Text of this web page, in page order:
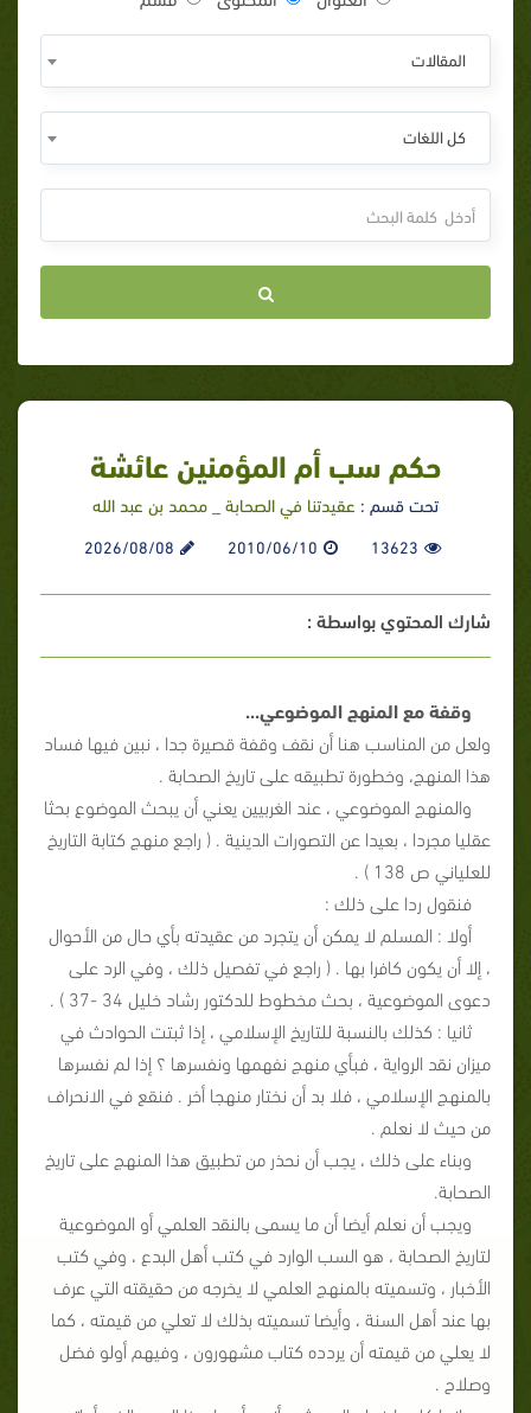
المقالات
كل اللغات
حكم سب أم المؤمنين عائشة
تحت قسم : عقيدتنا في الصحابة _ محمد بن عبد الله
13623
2010/06/10
2026/08/08
شارك المحتوي بواسطة :
وقفة مع المنهج الموضوعي...
ولعل من المناسب هنا أن نقف وقفة قصيرة جدا ، نبين فيها فساد
هذا المنهج، وخطورة تطبيقه على تاريخ الصحابة .
والمنهج الموضوعي ، عند الغربيين يعني أن يبحث الموضوع بحثا
عقليا مجردا ، بعيدا عن التصورات الدينية . ( راجع منهج كتابة التاريخ
للعلياني ص 138 ) .
فنقول ردا على ذلك :
أولا : المسلم لا يمكن أن يتجرد من عقيدته بأي حال من الأحوال
، إلا أن يكون كافرا بها . ( راجع في تفصيل ذلك ، وفي الرد على
دعوى الموضوعية ، بحث مخطوط للدكتور رشاد خليل 34 -37 ) .
ثانيا : كذلك بالنسبة للتاريخ الإسلامي ، إذا ثبتت الحوادث في
ميزان نقد الرواية ، فبأي منهج نفهمها ونفسرها ؟ إذا لم نفسرها
بالمنهج الإسلامي ، فلا بد أن نختار منهجا أخر . فنقع في الانحراف
من حيث لا نعلم .
وبناء على ذلك ، يجب أن نحذر من تطبيق هذا المنهج على تاريخ
الصحابة.
ويجب أن نعلم أيضا أن ما يسمى بالنقد العلمي أو الموضوعية
لتاريخ الصحابة ، هو السب الوارد في كتب أهل البدع ، وفي كتب
الأخبار ، وتسميته بالمنهج العلمي لا يخرجه من حقيقته التي عرف
بها عند أهل السنة ، وأيضا تسميته بذلك لا تعلي من قيمته ، كما
لا يعلي من قيمته أن يردده كتاب مشهورون ، وفيهم أولو فضل
وصلاح .